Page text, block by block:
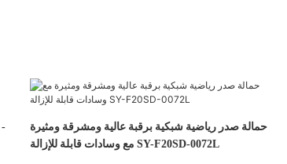
حمالة صدر رياضية شبكية برقبة عالية ومشرقة ومثيرة
مع وسادات قابلة للإزالة SY-F20SD-0072L